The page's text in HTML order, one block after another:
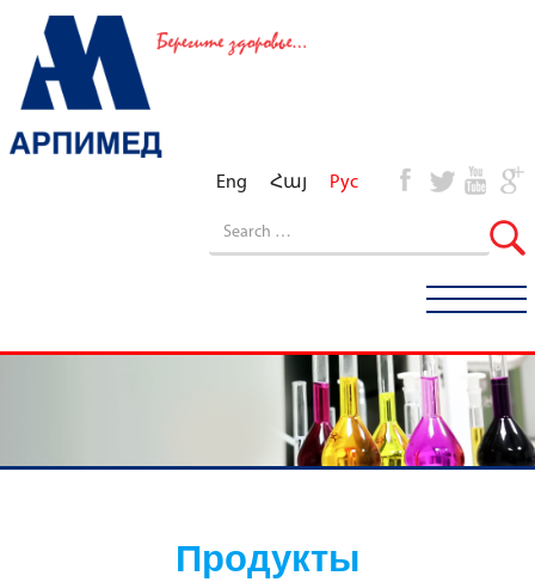
Eng Հայ Рус
Продукты